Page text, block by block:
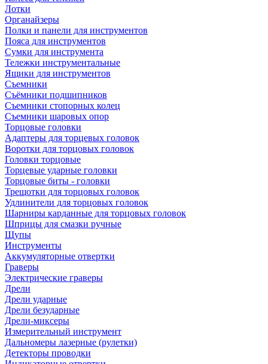
Лотки
Органайзеры
Полки и панели для инструментов
Пояса для инструментов
Сумки для инструмента
Тележки инструментальные
Ящики для инструментов
Съемники
Съёмники подшипников
Съемники стопорных колец
Съемники шаровых опор
Торцовые головки
Адаптеры для торцевых головок
Воротки для торцовых головок
Головки торцовые
Торцевые ударные головки
Торцовые биты - головки
Трещотки для торцовых головок
Удлинители для торцовых головок
Шарниры карданные для торцовых головок
Шприцы для смазки ручные
Щупы
Инструменты
Аккумуляторные отвертки
Граверы
Электрические граверы
Дрели
Дрели ударные
Дрели безударные
Дрели-миксеры
Измерительный инструмент
Дальномеры лазерные (рулетки)
Детекторы проводки